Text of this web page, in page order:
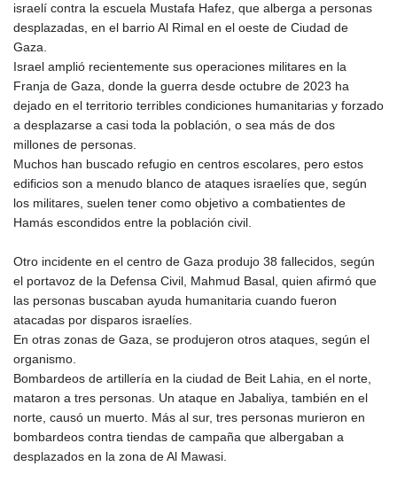
GYD 240.940815
HRK 7.533022
INR 109.953282
IQD
1588759.278174
JOD 0.818824
KGS 101.005022
4678.736198
israelí contra la escuela Mustafa Hafez, que alberga a personas
desplazadas, en el barrio Al Rimal en el oeste de Ciudad de
Gaza.
Israel amplió recientemente sus operaciones militares en la
Franja de Gaza, donde la guerra desde octubre de 2023 ha
dejado en el territorio terribles condiciones humanitarias y forzado
a desplazarse a casi toda la población, o sea más de dos
millones de personas.
Muchos han buscado refugio en centros escolares, pero estos
edificios son a menudo blanco de ataques israelíes que, según
los militares, suelen tener como objetivo a combatientes de
Hamás escondidos entre la población civil.
Otro incidente en el centro de Gaza produjo 38 fallecidos, según
el portavoz de la Defensa Civil, Mahmud Basal, quien afirmó que
las personas buscaban ayuda humanitaria cuando fueron
atacadas por disparos israelíes.
En otras zonas de Gaza, se produjeron otros ataques, según el
organismo.
Bombardeos de artillería en la ciudad de Beit Lahia, en el norte,
mataron a tres personas. Un ataque en Jabaliya, también en el
norte, causó un muerto. Más al sur, tres personas murieron en
bombardeos contra tiendas de campaña que albergaban a
desplazados en la zona de Al Mawasi.